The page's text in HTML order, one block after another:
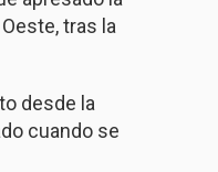
tras la
desde la
cuando se